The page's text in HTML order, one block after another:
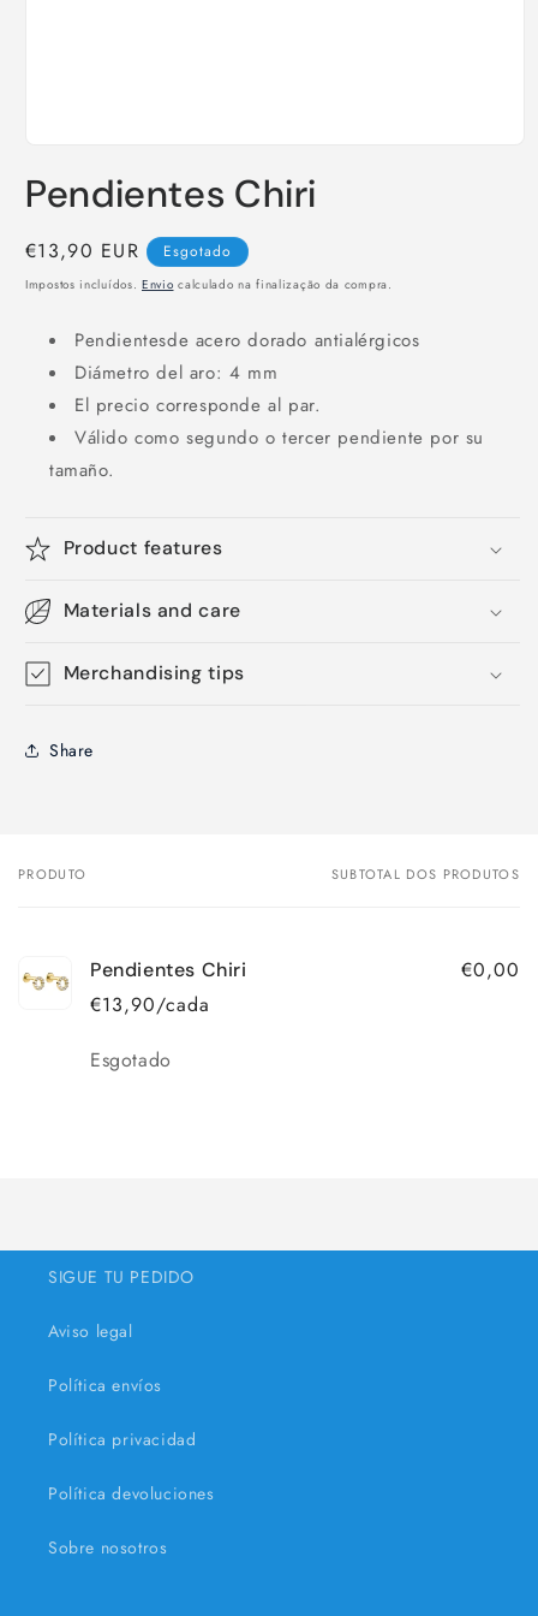
multimédia
1
modal
Pendientes Chiri
Preço
normal
€13,90 EUR Esgotado
Impostos incluídos. Envio calculado na finalização da compra.
Pendientesde acero dorado antialérgicos
Diámetro del aro: 4 mm
El precio corresponde al par.
Válido como segundo o tercer pendiente por su
tamaño.
Product features
Materials and care
Merchandising tips
Share
O
PRODUTO SUBTOTAL DOS PRODUTOS
Pendientes Chiri
€13,90/cada
€0,00
Quantidade
Esgotado
SIGUE TU PEDIDO
Aviso legal
Política envíos
Política privacidad
Política devoluciones
Sobre nosotros